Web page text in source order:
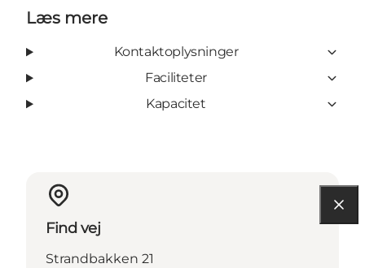
Læs mere
Kontaktoplysninger
Faciliteter
Kapacitet
Find vej
Strandbakken 21